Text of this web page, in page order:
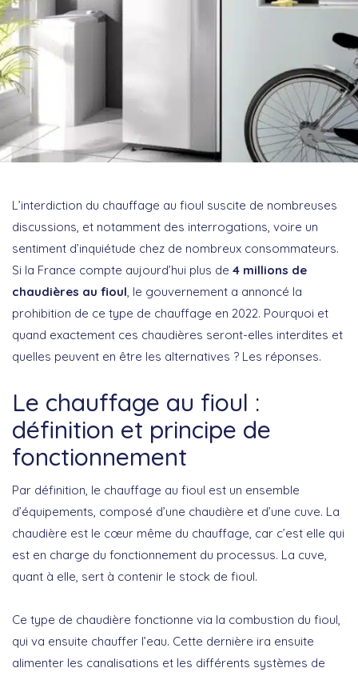
L’interdiction du chauffage au fioul suscite de nombreuses
discussions, et notamment des interrogations, voire un
sentiment d’inquiétude chez de nombreux consommateurs.
Si la France compte aujourd’hui plus de 4 millions de
chaudières au fioul, le gouvernement a annoncé la
prohibition de ce type de chauffage en 2022. Pourquoi et
quand exactement ces chaudières seront-elles interdites et
quelles peuvent en être les alternatives ? Les réponses.
Le chauffage au fioul :
définition et principe de
fonctionnement
Par définition, le chauffage au fioul est un ensemble
d’équipements, composé d’une chaudière et d’une cuve. La
chaudière est le cœur même du chauffage, car c’est elle qui
est en charge du fonctionnement du processus. La cuve,
quant à elle, sert à contenir le stock de fioul.
Ce type de chaudière fonctionne via la combustion du fioul,
qui va ensuite chauffer l’eau. Cette dernière ira ensuite
alimenter les canalisations et les différents systèmes de